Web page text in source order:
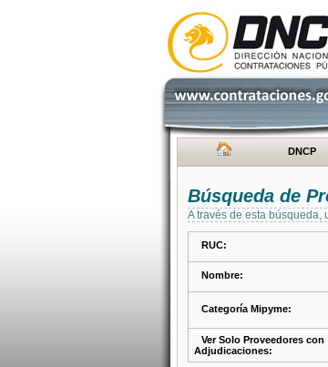
DNCP
Búsqueda de
A través de esta búsqueda,
RUC:
Nombre:
Categoría Mipyme:
Ver Solo Proveedores con
Adjudicaciones: